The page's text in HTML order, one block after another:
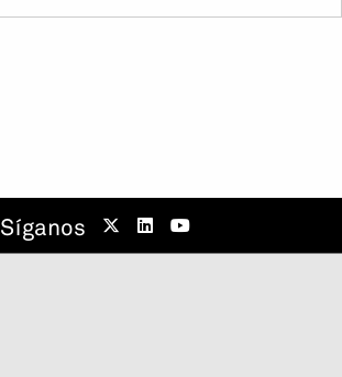
Síganos